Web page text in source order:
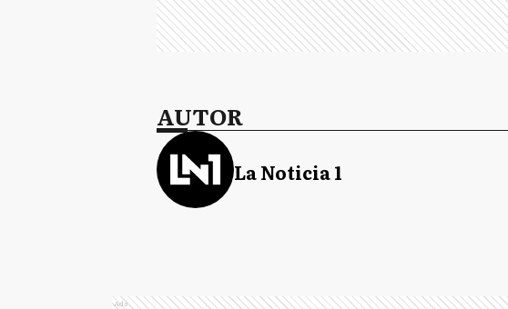
AUTOR
La Noticia 1
Ads